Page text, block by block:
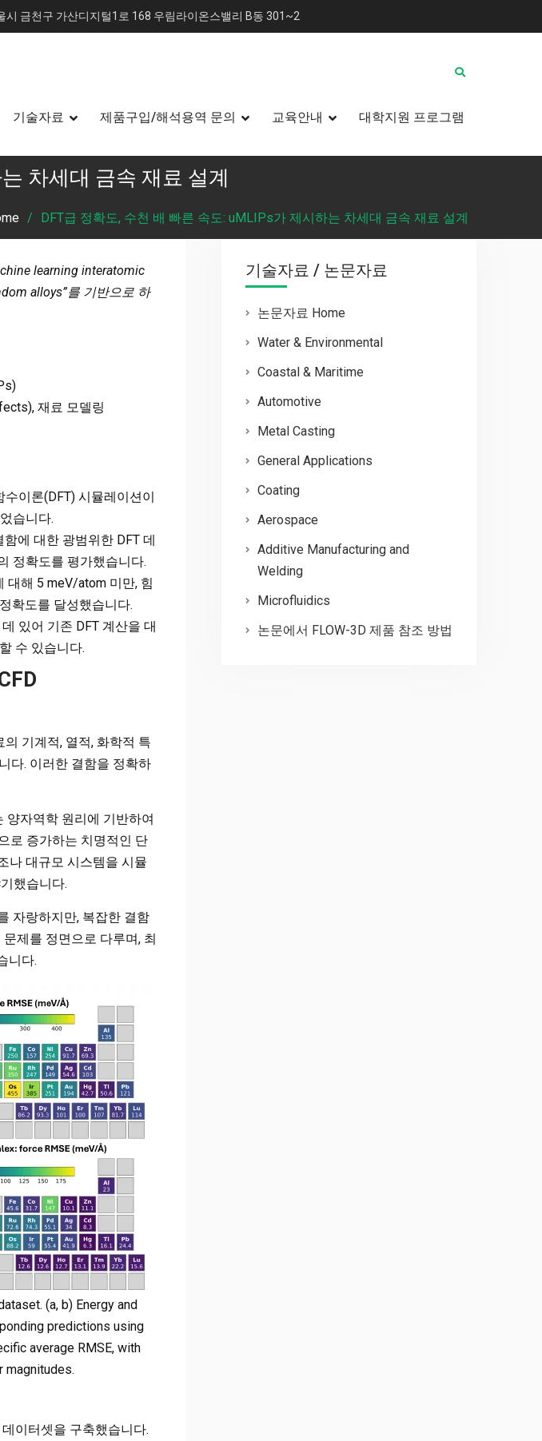
시 금천구 가산디지털1로 168 우림라이온스밸리 B동 301~2
기술자료 제품구입/해석용역 문의 교육안내 대학지원 프로그램
차세대 금속 재료 설계
DFT급 정확도, 수천 배 빠른 속도: uMLIPs가 제시하는 차세대 금속 재료 설계
learning interatomic
alloys”를 기반으로 하
재료 모델링
이론(DFT) 시뮬레이션이
습니다.
에 대한 광범위한 DFT 데
정확도를 평가했습니다.
대해 5 meV/atom 미만, 힘
확도를 달성했습니다.
있어 기존 DFT 계산을 대
수 있습니다.
기계적, 열적, 화학적 특
다. 이러한 결함을 정확하
양자역학 원리에 기반하여
로 증가하는 치명적인 단
나 대규모 시스템을 시뮬
했습니다.
자랑하지만, 복잡한 결함
제를 정면으로 다루며, 최
니다.
(a, b) Energy and
predictions using
average RMSE, with
magnitudes.
이터셋을 구축했습니다.
기술자료 / 논문자료
논문자료 Home
Water & Environmental
Coastal & Maritime
Automotive
Metal Casting
General Applications
Coating
Aerospace
Additive Manufacturing and
Welding
Microfluidics
논문에서 FLOW-3D 제품 참조 방법